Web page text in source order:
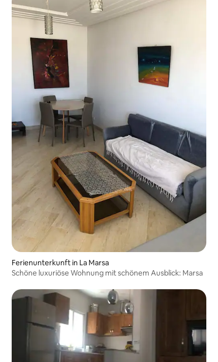
Ferienunterkunft in La Marsa
Schöne luxuriöse Wohnung mit schönem Ausblick: Marsa